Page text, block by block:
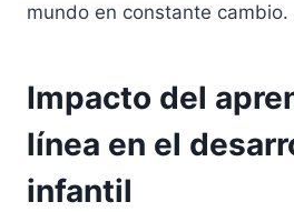
mundo en constante cambio.
Impacto del
línea en el
infantil